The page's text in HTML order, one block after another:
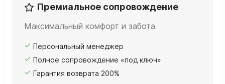
Премиальное сопровождение
Максимальный комфорт и забота
Персональный менеджер
Полное сопровождение «под ключ»
Гарантия возврата 200%